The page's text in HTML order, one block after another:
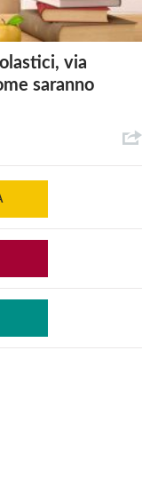
via
saranno